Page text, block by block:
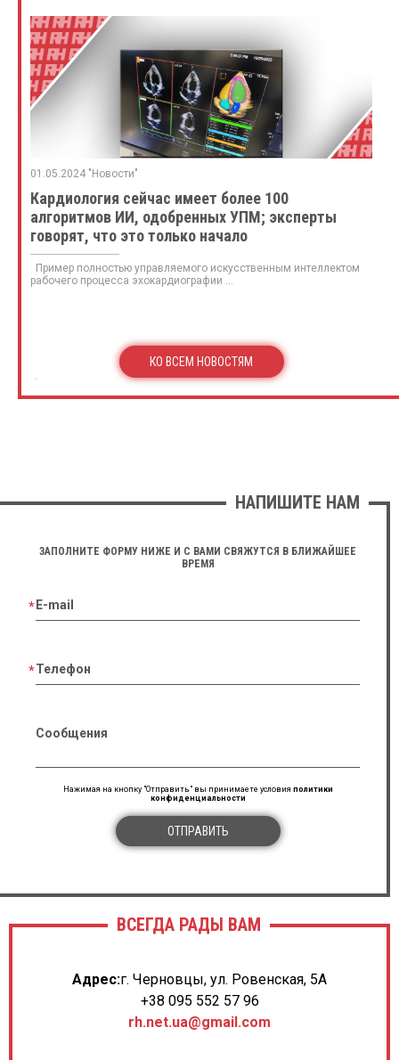
01.05.2024 "Новости"
Кардиология сейчас имеет более 100
алгоритмов ИИ, одобренных УПМ; эксперты
говорят, что это только начало
Пример полностью управляемого искусственным интеллектом
рабочего процесса эхокардиографии ...
КО ВСЕМ НОВОСТЯМ
НАПИШИТЕ НАМ
ЗАПОЛНИТЕ ФОРМУ НИЖЕ И С ВАМИ СВЯЖУТСЯ В БЛИЖАЙШЕЕ
ВРЕМЯ
E-mail
Телефон
Сообщения
Нажимая на кнопку "Отправить" вы принимаете условия политики
конфиденциальности
ОТПРАВИТЬ
ВСЕГДА РАДЫ ВАМ
Адрес:г. Черновцы, ул. Ровенская, 5А
+38 095 552 57 96
rh.net.ua@gmail.com